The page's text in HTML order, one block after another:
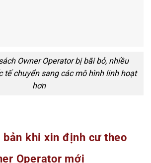
Owner Operator bị bãi bỏ, nhiều
tế chuyển sang các mô hình linh hoạt
hơn
khi xin định cư theo
Operator mới